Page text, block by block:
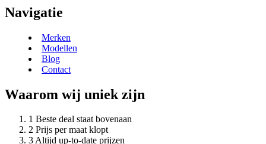
Navigatie
Merken
Modellen
Blog
Contact
Waarom wij uniek zijn
Beste deal staat bovenaan
Prijs per maat klopt
Altijd up-to-date prijzen